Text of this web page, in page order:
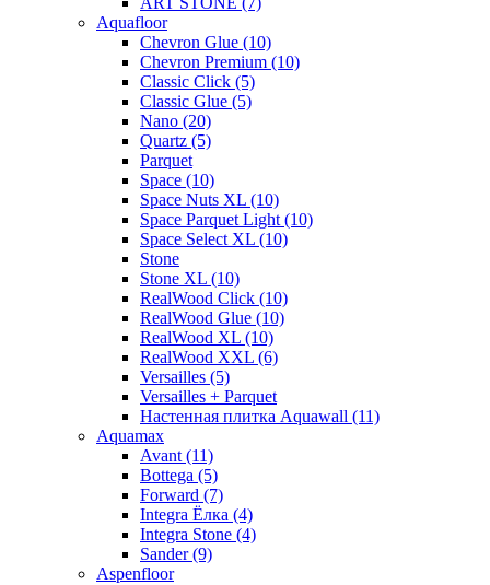
Aquafloor
Chevron Glue (10)
Chevron Premium (10)
Classic Click (5)
Classic Glue (5)
Nano (20)
Quartz (5)
Parquet
Space (10)
Space Nuts XL (10)
Space Parquet Light (10)
Space Select XL (10)
Stone
Stone XL (10)
RealWood Click (10)
RealWood Glue (10)
RealWood XL (10)
RealWood XXL (6)
Versailles (5)
Versailles + Parquet
Настенная плитка Aquawall (11)
Aquamax
Avant (11)
Bottega (5)
Forward (7)
Integra Ёлка (4)
Integra Stone (4)
Sander (9)
Aspenfloor